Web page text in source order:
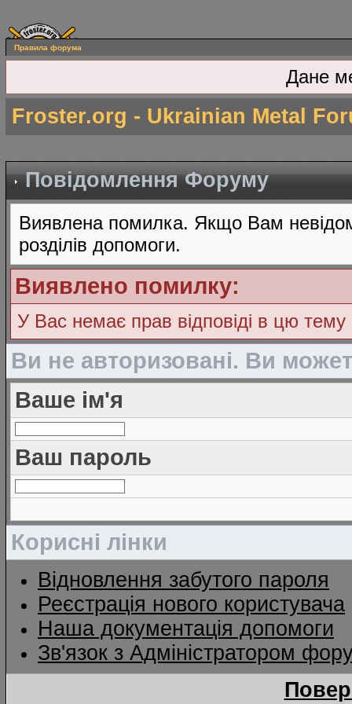
Правила форума
Дане
Froster.org - Ukrainian Metal
Повідомлення Форуму
Виявлена помилка. Якщо Вам
розділів допомоги.
Виявлено помилку:
У Вас немає прав відповіді в цю тему
Ви не авторизовані. Ви
Ваше ім'я
Ваш пароль
Корисні лінки
Відновлення забутого пароля
Реєстрація нового користувача
Наша документація допомоги
Зв'язок з Адміністратором